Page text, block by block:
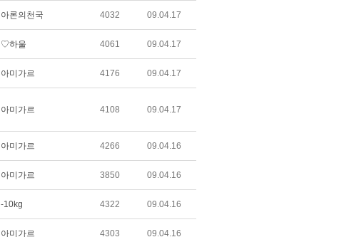
아론의천국 4032 09.04.17
♡하울 4061 09.04.17
아미가르 4176 09.04.17
아미가르 4108 09.04.17
아미가르 4266 09.04.16
아미가르 3850 09.04.16
-10kg 4322 09.04.16
아미가르 4303 09.04.16